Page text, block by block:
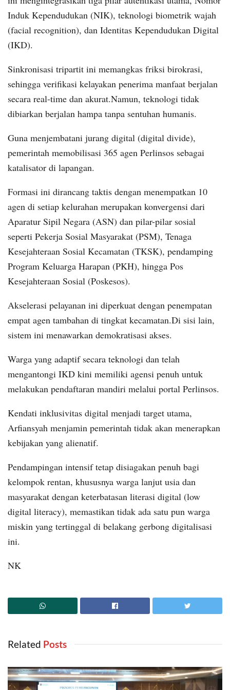
Induk Kependudukan (NIK), teknologi biometrik wajah
(facial recognition), dan Identitas Kependudukan Digital
(IKD).
Sinkronisasi tripartit ini memangkas friksi birokrasi,
sehingga verifikasi kelayakan penerima manfaat berjalan
secara real-time dan akurat.Namun, teknologi tidak
dibiarkan berjalan hampa tanpa sentuhan humanis.
Guna menjembatani jurang digital (digital divide),
pemerintah memobilisasi 365 agen Perlinsos sebagai
katalisator di lapangan.
Formasi ini dirancang taktis dengan menempatkan 10
agen di setiap kelurahan merupakan konvergensi dari
Aparatur Sipil Negara (ASN) dan pilar-pilar sosial
seperti Pekerja Sosial Masyarakat (PSM), Tenaga
Kesejahteraan Sosial Kecamatan (TKSK), pendamping
Program Keluarga Harapan (PKH), hingga Pos
Kesejahteraan Sosial (Poskesos).
Akselerasi pelayanan ini diperkuat dengan penempatan
empat agen tambahan di tingkat kecamatan.Di sisi lain,
sistem ini menawarkan demokratisasi akses.
Warga yang adaptif secara teknologi dan telah
mengantongi IKD kini memiliki agensi penuh untuk
melakukan pendaftaran mandiri melalui portal Perlinsos.
Kendati inklusivitas digital menjadi target utama,
Arfiansyah menjamin pemerintah tidak akan menerapkan
kebijakan yang alienatif.
Pendampingan intensif tetap disiagakan penuh bagi
kelompok rentan, khususnya warga lanjut usia dan
masyarakat dengan keterbatasan literasi digital (low
digital literacy), memastikan tidak ada satu pun warga
miskin yang tertinggal di belakang gerbong digitalisasi
ini.
NK
Related ‎ Posts